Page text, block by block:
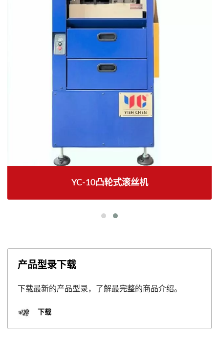
YC-10凸轮式滚丝机
产品型录下载
下载最新的产品型录，了解最完整的商品介绍。
下载